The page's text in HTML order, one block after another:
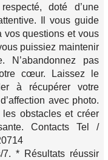
doté d’une
Il vous guide
vos questions et vous
puissiez maintenir
N’abandonnez pas
cœur. Laissez le
à récupérer votre
avec photo.
les obstacles et créer
Contacts Tel /
* Résultats réussir